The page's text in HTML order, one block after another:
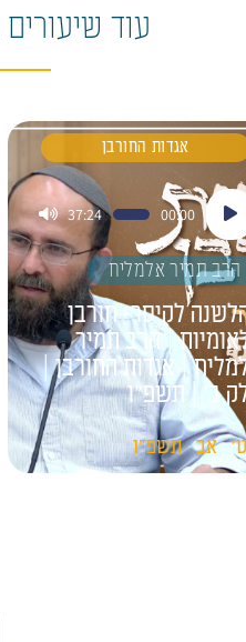
עוד שיעורים
אגדות החורבן
00:00
37:24
הרב תמיר אלמליח
לקיסר- חורבן
| הרב תמיר
| אגדות החורבן |
ב' | תשפ"ו
אב תשפ"ו